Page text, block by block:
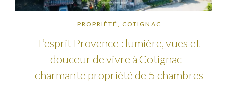
PROPRIÉTÉ, COTIGNAC
L’esprit Provence : lumière, vues et
douceur de vivre à Cotignac -
charmante propriété de 5 chambres